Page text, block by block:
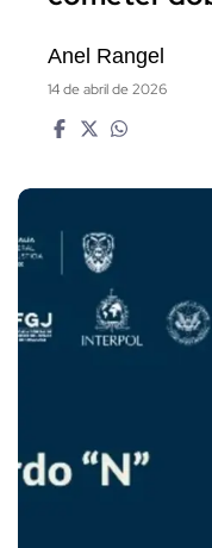
Anel Rangel
14 de abril de 2026